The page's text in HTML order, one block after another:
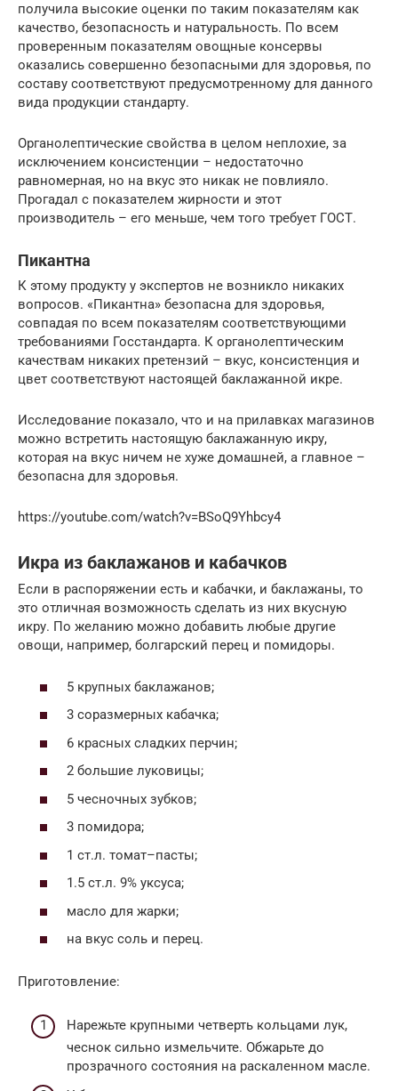
получила высокие оценки по таким показателям как
качество, безопасность и натуральность. По всем
проверенным показателям овощные консервы
оказались совершенно безопасными для здоровья, по
составу соответствуют предусмотренному для данного
вида продукции стандарту.
Органолептические свойства в целом неплохие, за
исключением консистенции – недостаточно
равномерная, но на вкус это никак не повлияло.
Прогадал с показателем жирности и этот
производитель – его меньше, чем того требует ГОСТ.
Пикантна
К этому продукту у экспертов не возникло никаких
вопросов. «Пикантна» безопасна для здоровья,
совпадая по всем показателям соответствующими
требованиями Госстандарта. К органолептическим
качествам никаких претензий – вкус, консистенция и
цвет соответствуют настоящей баклажанной икре.
Исследование показало, что и на прилавках магазинов
можно встретить настоящую баклажанную икру,
которая на вкус ничем не хуже домашней, а главное –
безопасна для здоровья.
https://youtube.com/watch?v=BSoQ9Yhbcy4
Икра из баклажанов и кабачков
Если в распоряжении есть и кабачки, и баклажаны, то
это отличная возможность сделать из них вкусную
икру. По желанию можно добавить любые другие
овощи, например, болгарский перец и помидоры.
5 крупных баклажанов;
3 соразмерных кабачка;
6 красных сладких перчин;
2 большие луковицы;
5 чесночных зубков;
3 помидора;
1 ст.л. томат–пасты;
1.5 ст.л. 9% уксуса;
масло для жарки;
на вкус соль и перец.
Приготовление:
Нарежьте крупными четверть кольцами лук,
чеснок сильно измельчите. Обжарьте до
прозрачного состояния на раскаленном масле.